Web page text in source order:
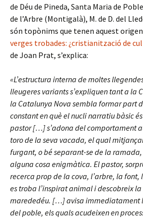
de Déu de Pineda, Santa Maria de
de l’Arbre (Montigalà), M. de D. del
són topònims que tenen aquest
verges trobades: ¿cristianització de
de Joan Prat, s’explica:
«L’estructura interna de moltes
lleugeres variants s’expliquen tant a la
la Catalunya Nova sembla formar part
constant en què el nucli narratiu bàsic
pastor […] s’adona del comportament
toro de la seva vacada, el qual
furgant, o bé separant-se de la
alguna cosa enigmàtica. El pastor,
recerca prop de la cova, l’arbre, la font,
es troba l’inspirat animal i descobreix
marededéu. […] avisa immediatament
del poble, els quals acudeixen en